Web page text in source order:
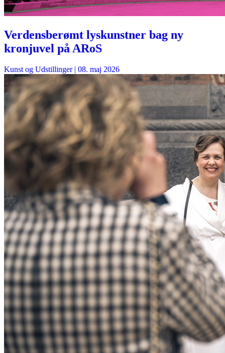
Verdensberømt lyskunstner bag ny
kronjuvel på ARoS
Kunst og Udstillinger| 08. maj 2026